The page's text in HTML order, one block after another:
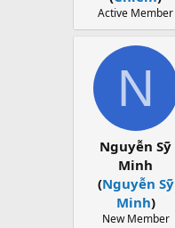
Active Member
N
Nguyễn Sỹ
Minh
(Nguyễn Sỹ
Minh)
New Member